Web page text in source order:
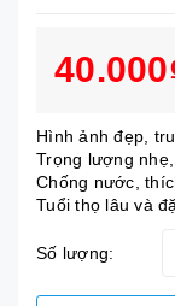
Hình ảnh đẹp,
Trọng lượng
Chống nước,
Tuổi thọ lâu và
Số lượng: